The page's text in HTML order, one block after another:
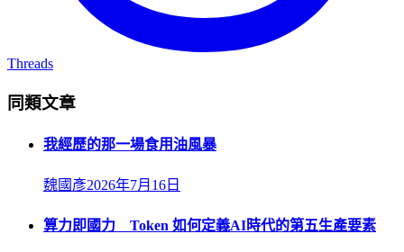
Threads
同類文章
我經歷的那一場食用油風暴
魏國彥2026年7月16日
算力即國力 Token 如何定義AI時代的第五生產要素